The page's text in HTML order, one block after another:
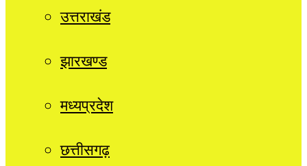
उत्तराखंड
झारखण्ड
मध्यप्रदेश
छत्तीसगढ़